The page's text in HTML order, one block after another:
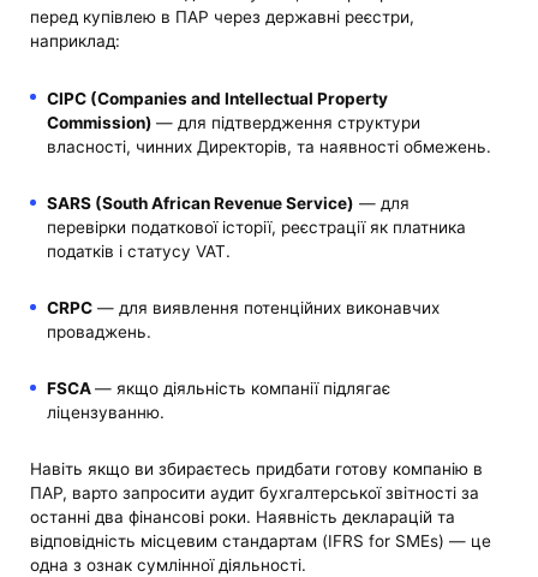
перед купівлею в ПАР через державні реєстри,
наприклад:
CIPC (Companies and Intellectual Property
Commission) — для підтвердження структури
власності, чинних Директорів, та наявності обмежень.
SARS (South African Revenue Service) — для
перевірки податкової історії, реєстрації як платника
податків і статусу VAT.
CRPC— для виявлення потенційних виконавчих
проваджень.
FSCA— якщо діяльність компанії підлягає
ліцензуванню.
Навіть якщо ви збираєтесь придбати готову компанію в
ПАР, варто запросити аудит бухгалтерської звітності за
останні два фінансові роки. Наявність декларацій та
відповідність місцевим стандартам (IFRS for SMEs) — це
одна з ознак сумлінної діяльності.